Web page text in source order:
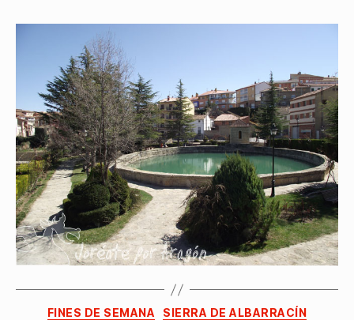
FINES DE SEMANA SIERRA DE ALBARRACÍN